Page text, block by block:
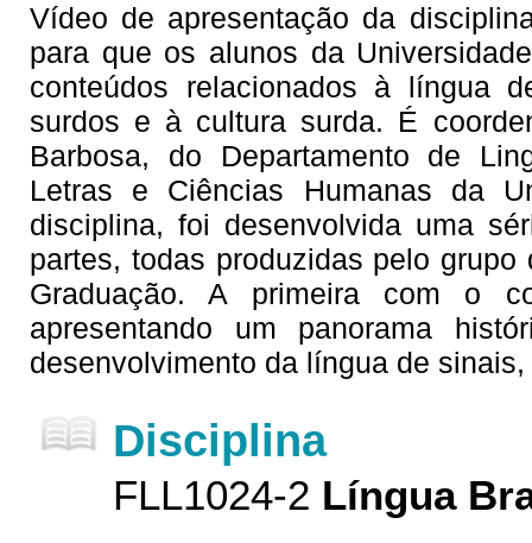
Vídeo de apresentação da
para que os alunos da
conteúdos relacionados à língua
surdos e à cultura surda. É
Barbosa, do Departamento de
Letras e Ciências Humanas da
disciplina, foi desenvolvida uma
partes, todas produzidas pelo
Graduação. A primeira com o
apresentando um panorama
desenvolvimento da língua de
Disciplina
FLL1024-2 Língua